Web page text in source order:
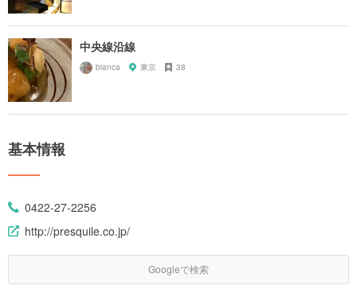
中央線沿線
bianca 東京 38
基本情報
0422-27-2256
http://presquile.co.jp/
Googleで検索